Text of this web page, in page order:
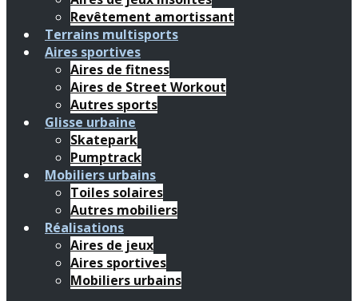
Revêtement amortissant
Terrains multisports
Aires sportives
Aires de fitness
Aires de Street Workout
Autres sports
Glisse urbaine
Skatepark
Pumptrack
Mobiliers urbains
Toiles solaires
Autres mobiliers
Réalisations
Aires de jeux
Aires sportives
Mobiliers urbains